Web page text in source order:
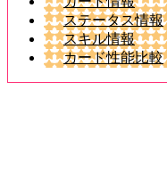
ステータス情報
スキル情報
カード性能比較